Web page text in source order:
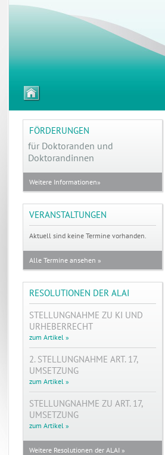
Startseite
FÖRDERUNGEN
für Doktoranden und
Doktorandinnen
Weitere Informationen»
VERANSTALTUNGEN
Aktuell sind keine Termine vorhanden.
Alle Termine ansehen »
RESOLUTIONEN DER ALAI
STELLUNGNAHME ZU KI UND
URHEBERRECHT
zum Artikel »
2. STELLUNGNAHME ART. 17,
UMSETZUNG
zum Artikel »
STELLUNGNAHME ZU ART. 17,
UMSETZUNG
zum Artikel »
Weitere Resolutionen der ALAI »